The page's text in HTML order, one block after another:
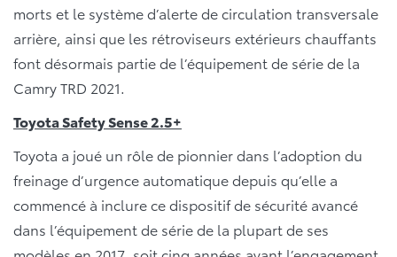
morts et le système d’alerte de circulation transversale
arrière, ainsi que les rétroviseurs extérieurs chauffants
font désormais partie de l’équipement de série de la
Camry TRD 2021.
Toyota Safety Sense 2.5+
Toyota a joué un rôle de pionnier dans l’adoption du
freinage d’urgence automatique depuis qu’elle a
commencé à inclure ce dispositif de sécurité avancé
dans l’équipement de série de la plupart de ses